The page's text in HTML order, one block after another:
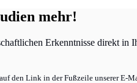
mehr!
Erkenntnisse direkt in
den Link in der Fußzeile unserer E-